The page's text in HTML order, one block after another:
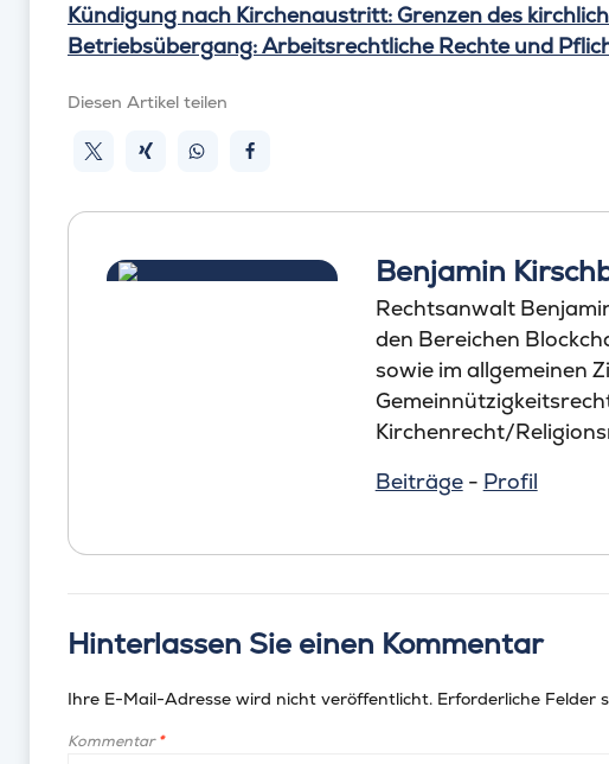
Kündigung nach Kirchenaustritt: Grenzen des
Betriebsübergang: Arbeitsrechtliche Rechte und
Diesen Artikel teilen
Benjamin
Rechtsanwalt
den Bereichen
sowie im allgemeinen
Kirchenrecht/
Beiträge- Profil
Hinterlassen Sie einen Kommentar
Ihre E-Mail-Adresse wird nicht veröffentlicht. Erforderliche Felder
Kommentar*